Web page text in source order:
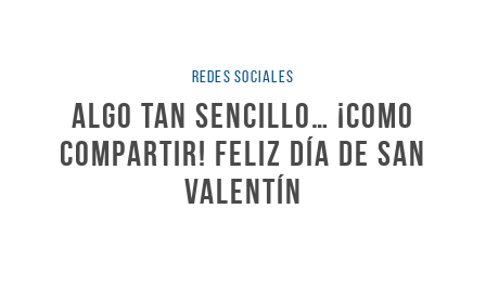
REDES SOCIALES
Algo tan sencillo… ¡como
compartir! FELIZ DÍA DE SAN
VALENTÍN